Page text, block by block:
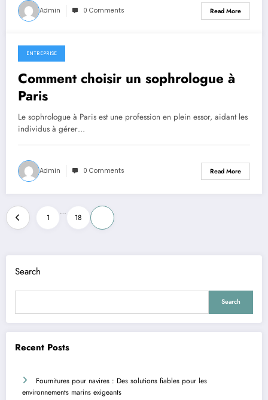
Admin 0 Comments Read More
April 13, 2023
ENTREPRISE
Comment choisir un sophrologue à
Paris
Le sophrologue à Paris est une profession en plein essor, aidant les
individus à gérer…
Admin 0 Comments Read More
Posts
pagination
1
…
18
Search
Search
Recent Posts
Fournitures pour navires : Des solutions fiables pour les
environnements marins exigeants